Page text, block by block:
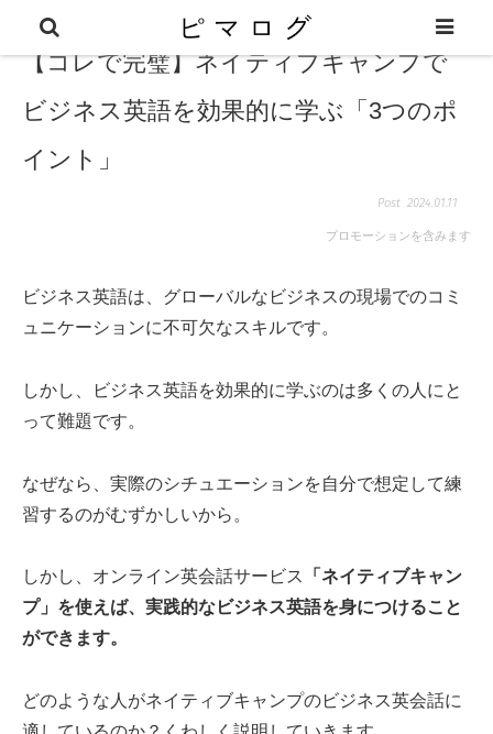
【コレで完璧】ネイティブキャンプで
ビジネス英語を効果的に学ぶ「3つのポ
イント」
2024.01.11
プロモーションを含みます
ビジネス英語は、グローバルなビジネスの現場でのコミ
ュニケーションに不可欠なスキルです。
しかし、ビジネス英語を効果的に学ぶのは多くの人にと
って難題です。
なぜなら、実際のシチュエーションを自分で想定して練
習するのがむずかしいから。
しかし、オンライン英会話サービス
「ネイティブキャン
プ」を使えば、実践的なビジネス英語を身につけること
ができます。
どのような人がネイティブキャンプのビジネス英会話に